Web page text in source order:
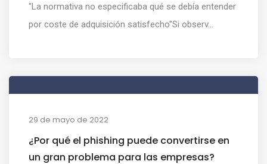
"La normativa no especificaba qué se debía entender
por coste de adquisición satisfecho"Si observ...
29 de mayo de 2022
¿Por qué el phishing puede convertirse en
un gran problema para las empresas?